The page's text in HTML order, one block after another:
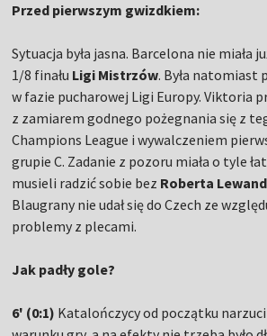
Przed pierwszym gwizdkiem:
Sytuacja była jasna. Barcelona nie miała
1/8 finału Ligi Mistrzów. Była natomiast
w fazie pucharowej Ligi Europy. Viktoria
z zamiarem godnego pożegnania się z
Champions League i wywalczeniem
grupie C. Zadanie z pozoru miała o tyle
musieli radzić sobie bez Roberta
Blaugrany nie udał się do Czech ze
problemy z plecami.
Jak padły gole?
6' (0:1) Katalończycy od początku